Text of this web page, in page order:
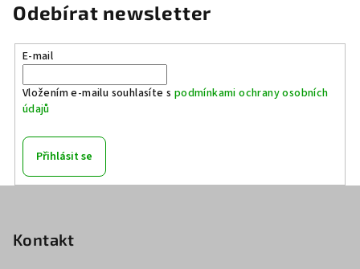
Odebírat newsletter
E-mail
Vložením e-mailu souhlasíte s podmínkami ochrany osobních
údajů
Přihlásit se
Kontakt